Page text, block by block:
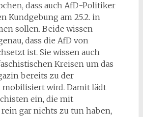
dass auch AfD-Politiker
Kundgebung am 25.2. in
sollen. Beide wissen
dass die AfD von
ist. Sie wissen auch
Kreisen um das
bereits zu der
wird. Damit lädt
ein, die mit
gar nichts zu tun haben,